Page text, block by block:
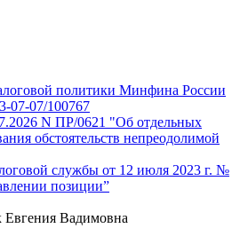
политики Минфина России
07-07/100767
N ПР/0621 "Об отдельных
обстоятельств непреодолимой
службы от 12 июля 2023 г. №
позиции”
Вадимовна